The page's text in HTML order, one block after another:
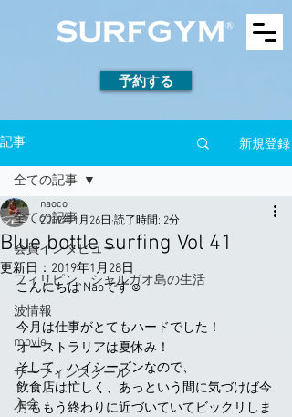
予約する
記事 新規登録
全ての記事
会員インタビュー
フィリピン、シャルガオ島の生活
波情報
movie
サーフィンスクール
入会
全ての記事
Blue bottle surfing Vol 41
naoco
2019年1月26日 読了時間: 2分
更新日： 2019年1月28日
こんにちは Naoです☺︎
今月は仕事がとてもハードでした！
オーストラリアは夏休み！
そして、ハイシーズンなので、
飲食店は忙しく、あっという間に気づけば今
月ももう終わりに近づいていてビックリしま